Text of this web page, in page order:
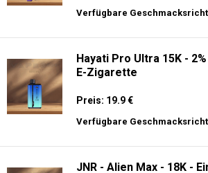
Verfügbare
Hayati Pro Ultra 15K -
E-Zigarette
Preis: 19.9 €
Verfügbare
JNR - Alien Max - 18K -